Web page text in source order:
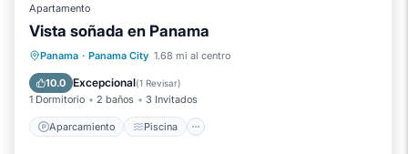
Apartamento
Vista soñada en Panama
Panama · Panama City 1.68 mi al centro
10.0 Excepcional(1 Revisar)
1 Dormitorio 2 baños 3 Invitados
Aparcamiento Piscina
Aparcamiento Piscina
Aire acondicionado